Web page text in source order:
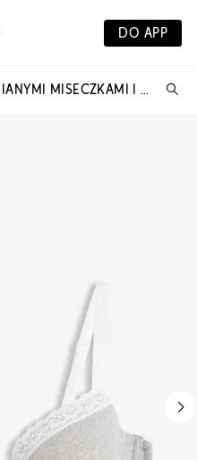
DO APP
BIUSTONOSZ Z USZTYWNIANYMI MISECZKAMI I FISZBINAMI, Z BAWEŁNĄ I KORONKĄ